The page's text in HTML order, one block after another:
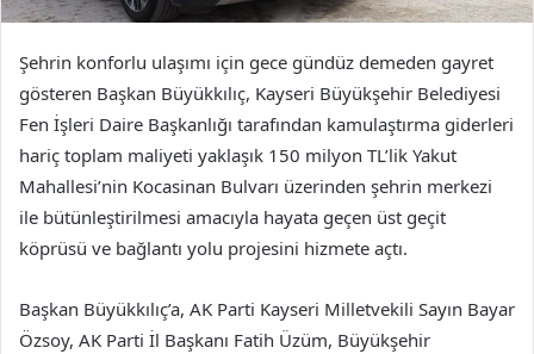
Şehrin konforlu ulaşımı için gece gündüz demeden gayret
gösteren Başkan Büyükkılıç, Kayseri Büyükşehir Belediyesi
Fen İşleri Daire Başkanlığı tarafından kamulaştırma giderleri
hariç toplam maliyeti yaklaşık 150 milyon TL’lik Yakut
Mahallesi’nin Kocasinan Bulvarı üzerinden şehrin merkezi
ile bütünleştirilmesi amacıyla hayata geçen üst geçit
köprüsü ve bağlantı yolu projesini hizmete açtı.
Başkan Büyükkılıç’a, AK Parti Kayseri Milletvekili Sayın Bayar
Özsoy, AK Parti İl Başkanı Fatih Üzüm, Büyükşehir